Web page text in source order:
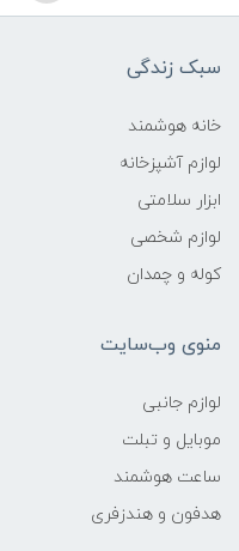
سبک زندگی
خانه هوشمند
لوازم آشپزخانه
ابزار سلامتی
لوازم شخصی
کوله و چمدان
منوی وب‌سایت
لوازم جانبی
موبایل و تبلت
ساعت هوشمند
هدفون و هندزفری